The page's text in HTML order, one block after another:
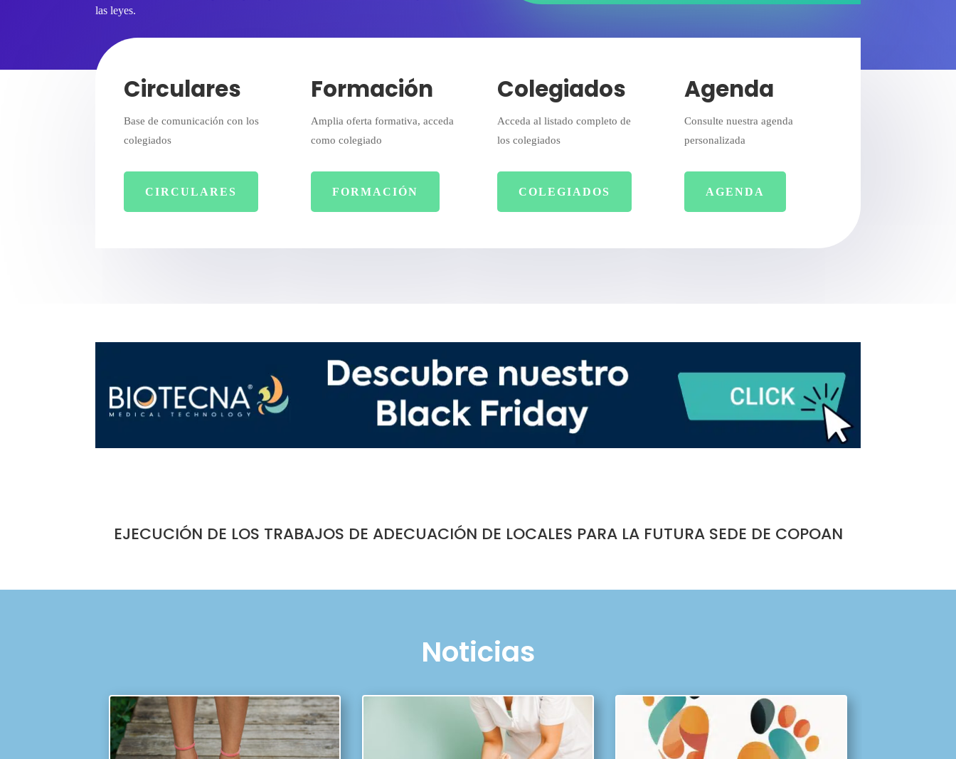
las leyes.
Circulares
Base de comunicación con los
colegiados
CIRCULARES
Formación
Amplia oferta formativa, acceda
como colegiado
FORMACIÓN
Colegiados
Acceda al listado completo de
los colegiados
COLEGIADOS
Agenda
Consulte nuestra agenda
personalizada
AGENDA
EJECUCIÓN DE LOS TRABAJOS DE ADECUACIÓN DE LOCALES PARA LA FUTURA SEDE DE COPOAN
Noticias